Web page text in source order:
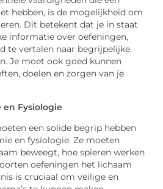
hebben, is de mogelijkheid om
Dit betekent dat je in staat
informatie over oefeningen,
te vertalen naar begrijpelijke
Je moet ook goed kunnen
doelen en zorgen van je
Fysiologie
een solide begrip hebben
en fysiologie. Ze moeten
beweegt, hoe spieren werken
oefeningen het lichaam
is cruciaal om veilige en